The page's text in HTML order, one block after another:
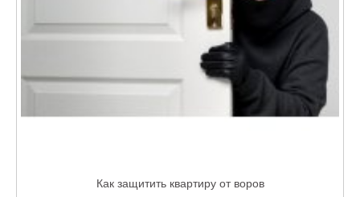
Как защитить квартиру от воров